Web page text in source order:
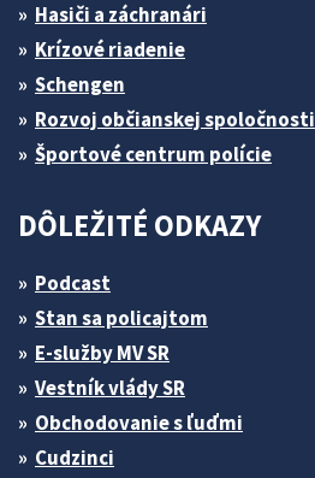
Hasiči a záchranári
Krízové riadenie
Schengen
Rozvoj občianskej spoločnosti
Športové centrum polície
DÔLEŽITÉ ODKAZY
Podcast
Stan sa policajtom
E-služby MV SR
Vestník vlády SR
Obchodovanie s ľuďmi
Cudzinci